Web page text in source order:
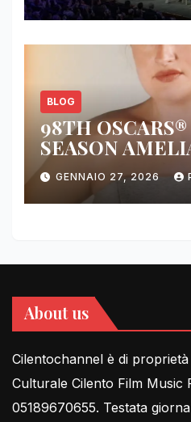
BLOG
98TH OSCARS®
SEASON
FOR THIRD
GENNAIO 27, 2026
About us
Cilentochannel è di
Culturale Cilento Film Music
05189670655. Testata